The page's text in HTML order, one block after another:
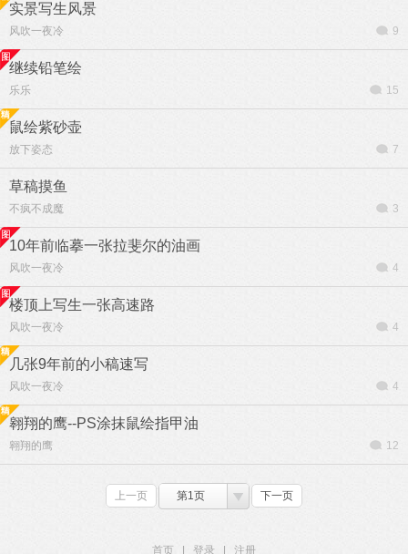
实景写生风景
风吹一夜冷 9
继续铅笔绘
乐乐 15
鼠绘紫砂壶
放下姿态 7
草稿摸鱼
不疯不成魔 3
10年前临摹一张拉斐尔的油画
风吹一夜冷 4
楼顶上写生一张高速路
风吹一夜冷 4
几张9年前的小稿速写
风吹一夜冷 4
翱翔的鹰--PS涂抹鼠绘指甲油
翱翔的鹰 12
上一页 第1页 下一页
首页 登录 注册